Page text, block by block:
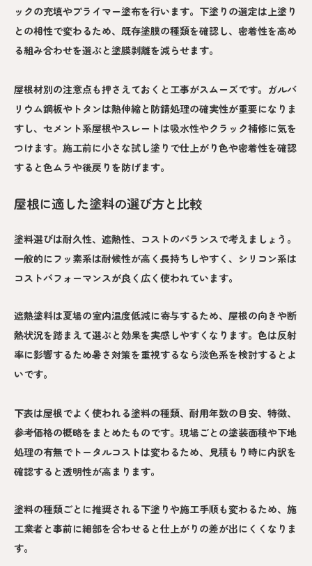
ックの充填やプライマー塗布を行います。下塗りの選定は上塗り
との相性で変わるため、既存塗膜の種類を確認し、密着性を高め
る組み合わせを選ぶと塗膜剥離を減らせます。
屋根材別の注意点も押さえておくと工事がスムーズです。ガルバ
リウム鋼板やトタンは熱伸縮と防錆処理の確実性が重要になりま
すし、セメント系屋根やスレートは吸水性やクラック補修に気を
つけます。施工前に小さな試し塗りで仕上がり色や密着性を確認
すると色ムラや後戻りを防げます。
屋根に適した塗料の選び方と比較
塗料選びは耐久性、遮熱性、コストのバランスで考えましょう。
一般的にフッ素系は耐候性が高く長持ちしやすく、シリコン系は
コストパフォーマンスが良く広く使われています。
遮熱塗料は夏場の室内温度低減に寄与するため、屋根の向きや断
熱状況を踏まえて選ぶと効果を実感しやすくなります。色は反射
率に影響するため暑さ対策を重視するなら淡色系を検討するとよ
いです。
下表は屋根でよく使われる塗料の種類、耐用年数の目安、特徴、
参考価格の概略をまとめたものです。現場ごとの塗装面積や下地
処理の有無でトータルコストは変わるため、見積もり時に内訳を
確認すると透明性が高まります。
塗料の種類ごとに推奨される下塗りや施工手順も変わるため、施
工業者と事前に細部を合わせると仕上がりの差が出にくくなりま
す。